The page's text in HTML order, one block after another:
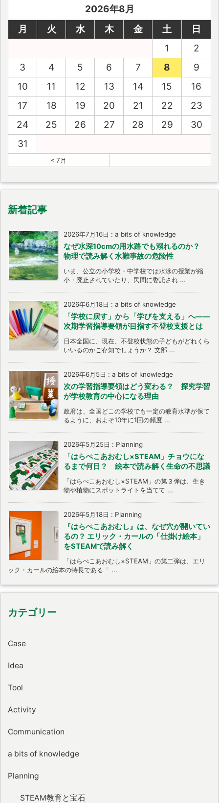
2026年8月
月
火 水 木 金 土
日
1
2
3
4 5 6 7 8
9
10
11 12 13 14 15
16
17
18 19 20 21 22
23
24
25 26 27 28 29
30
31
« 7月
新着記事
2026年7月16日 : a bits of knowledge
なぜ水深10cmの用水路でも溺れるのか？
物理で読み解く水難事故の危険性
いま、公立の小学校・中学校では水泳の授業が縮
小・廃止されていたり、民間に委託され ...
2026年6月18日 : a bits of knowledge
「学校に戻す」から「学びを支える」へ――
次期学習指導要領が目指す不登校支援とは
日本全国に、現在、不登校状態の子どもがどれくら
いいるのかご存知でしょうか？ 文部 ...
2026年6月5日 : a bits of knowledge
次の学習指導要領はどう変わる？ 探究学習
が学校教育の中心になる理由
政府は、全国どこの学校でも一定の教育水準が保て
るように、およそ10年に1回の頻度 ...
2026年5月25日 : Planning
「はらぺこあおむし×STEAM」チョウにな
るまで何日？ 絵本で読み解く生命の不思議
「はらぺこあおむし×STEAM」の第３弾は、生き
物や植物にスポットライトを当てて ...
2026年5月18日 : Planning
『はらぺこあおむし』は、なぜ穴が開いてい
るの？ エリック・カールの「仕掛け絵本」
をSTEAMで読み解く
「はらぺこあおむし×STEAM」の第二弾は、エリ
ック・カールの絵本の特長である「 ...
カテゴリー
Case
Idea
Tool
Activity
Communication
a bits of knowledge
Planning
STEAM教育と宝石